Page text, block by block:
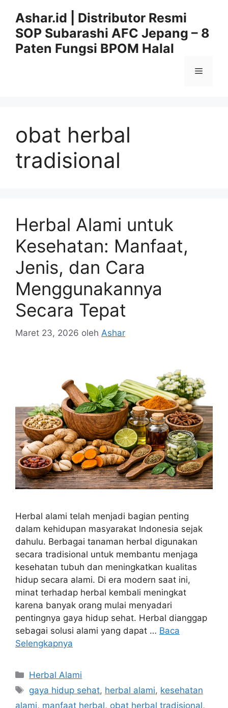
Ashar.id | Distributor Resmi
SOP Subarashi AFC Jepang – 8
Paten Fungsi BPOM Halal
Menu
obat herbal
tradisional
Herbal Alami untuk
Kesehatan: Manfaat,
Jenis, dan Cara
Menggunakannya
Secara Tepat
Maret 23, 2026 oleh Ashar
Herbal alami telah menjadi bagian penting
dalam kehidupan masyarakat Indonesia sejak
dahulu. Berbagai tanaman herbal digunakan
secara tradisional untuk membantu menjaga
kesehatan tubuh dan meningkatkan kualitas
hidup secara alami. Di era modern saat ini,
minat terhadap herbal kembali meningkat
karena banyak orang mulai menyadari
pentingnya gaya hidup sehat. Herbal dianggap
sebagai solusi alami yang dapat … Baca
Selengkapnya
Kategori
Herbal Alami
Tag
gaya hidup sehat, herbal alami, kesehatan
alami, manfaat herbal, obat herbal tradisional,